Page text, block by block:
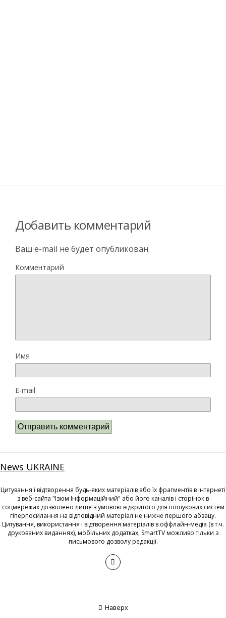
Добавить комментарий
Ваш e-mail не будет опубликован.
Комментарий
Имя
E-mail
News UKRAINE
Цитування і відтворення будь-яких матеріалів або їх фрагментів в Інтернеті
з веб-сайта "Ізюм Інформаційний" або його каналів і сторінок в
соцмережах дозволено лише з умовою відкритого для пошукових систем
гіперпосилання на відповідний матеріал не нижче першого абзацу.
Цитування, використання і відтворення матеріалів в оффлайн-медіа (в т.ч.
друкованих виданнях), мобільних додатках, SmartTV можливо тільки з
письмового дозволу редакції.
Наверх